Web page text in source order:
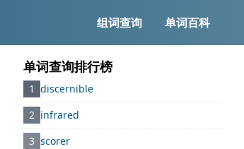
组词查询 单词百科
单词查询排行榜
1 discernible
2 infrared
3 scorer